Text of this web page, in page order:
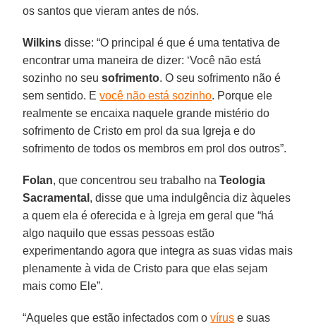
os santos que vieram antes de nós.
Wilkins disse: “O principal é que é uma tentativa de
encontrar uma maneira de dizer: ‘Você não está
sozinho no seusofrimento. O seu sofrimento não é
sem sentido. Evocê não está sozinho. Porque ele
realmente se encaixa naquele grande mistério do
sofrimento de Cristo em prol da sua Igreja e do
sofrimento de todos os membros em prol dos outros”.
Folan, que concentrou seu trabalho naTeologia
Sacramental , disse que uma indulgência diz àqueles
a quem ela é oferecida e à Igreja em geral que “há
algo naquilo que essas pessoas estão
experimentando agora que integra as suas vidas mais
plenamente à vida de Cristo para que elas sejam
mais como Ele”.
“Aqueles que estão infectados com ovírus e suas